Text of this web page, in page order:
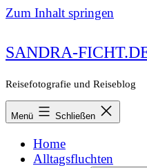
Zum Inhalt springen
SANDRA-
Reisefotografie und Reiseblog
Menü Schließen
Home
Alltagsfluchten